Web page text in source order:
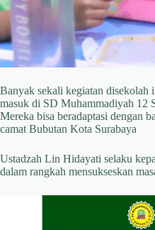
Banyak sekali kegiatan disekolah
masuk di SD Muhammadiyah 12
Mereka bisa beradaptasi dengan
camat Bubutan Kota Surabaya
Ustadzah Lin Hidayati selaku
dalam rangkah mensukseskan